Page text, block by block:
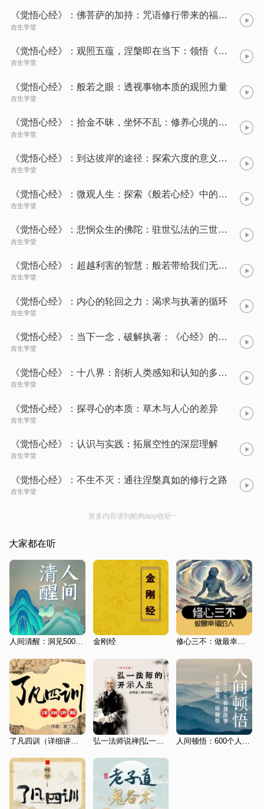
《觉悟心经》：佛菩萨的加持：咒语修行带来的福祉与智慧
吉生学堂
《觉悟心经》：观照五蕴，涅槃即在当下：领悟《心经》中的大智慧
吉生学堂
《觉悟心经》：般若之眼：透视事物本质的观照力量
吉生学堂
《觉悟心经》：拾金不昧，坐怀不乱：修养心境的实用方法
吉生学堂
《觉悟心经》：到达彼岸的途径：探索六度的意义与实践
吉生学堂
《觉悟心经》：微观人生：探索《般若心经》中的十二因缘
吉生学堂
《觉悟心经》：悲悯众生的佛陀：驻世弘法的三世诸佛
吉生学堂
《觉悟心经》：超越利害的智慧：般若带给我们无害的智慧之光！
吉生学堂
《觉悟心经》：内心的轮回之力：渴求与执著的循环
吉生学堂
《觉悟心经》：当下一念，破解执著：《心经》的教诲与现代生活
吉生学堂
《觉悟心经》：十八界：剖析人类感知和认知的多维度结构
吉生学堂
《觉悟心经》：探寻心的本质：草木与人心的差异
吉生学堂
《觉悟心经》：认识与实践：拓展空性的深层理解
吉生学堂
《觉悟心经》：不生不灭：通往涅槃真如的修行之路
吉生学堂
更多内容请到酷狗app收听~
大家都在听
人间清醒：洞见500个国学人生智慧|余生做个明白人 金刚经 修心三不：做最幸福的人
弘一法师说禅|弘一大师的开示人生|国学经典|儒释道|佛学智慧|